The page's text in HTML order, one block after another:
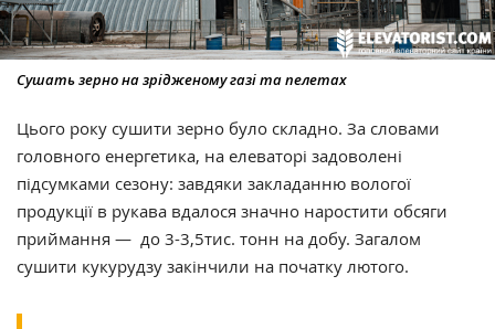
Сушать зерно на зрідженому газі та пелетах
Цього року сушити зерно було складно. За словами
головного енергетика, на елеваторі задоволені
підсумками сезону: завдяки закладанню вологої
продукції в рукава вдалося значно наростити обсяги
приймання — до 3-3,5тис. тонн на добу. Загалом
сушити кукурудзу закінчили на початку лютого.